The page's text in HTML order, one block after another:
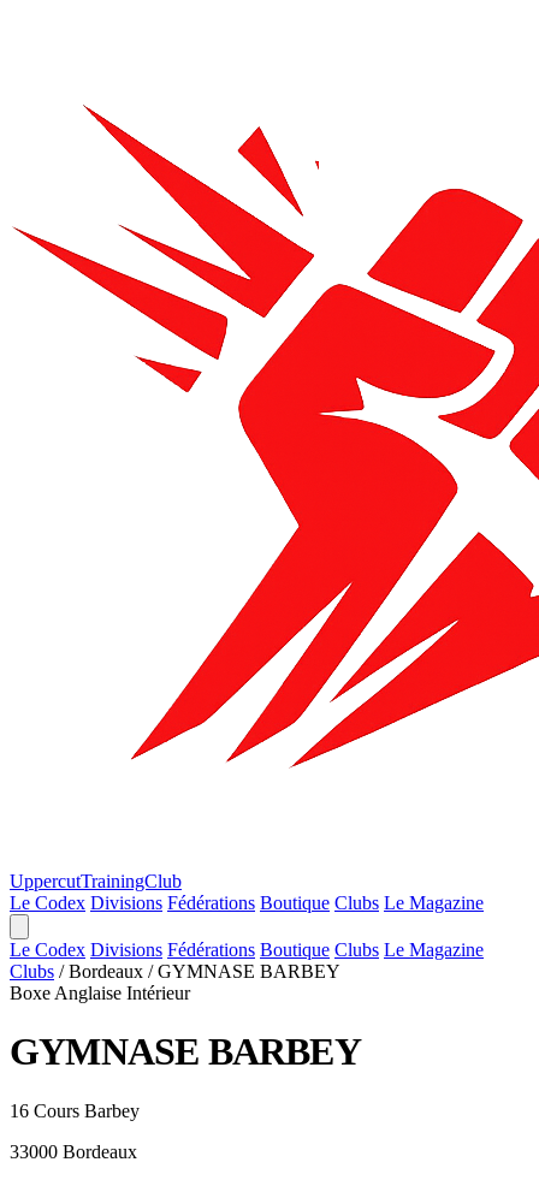
UppercutTrainingClub
Le Codex Divisions Fédérations Boutique Clubs Le Magazine
Le Codex Divisions Fédérations Boutique Clubs Le Magazine
Clubs / Bordeaux / GYMNASE BARBEY
Boxe Anglaise Intérieur
GYMNASE BARBEY
16 Cours Barbey
33000 Bordeaux